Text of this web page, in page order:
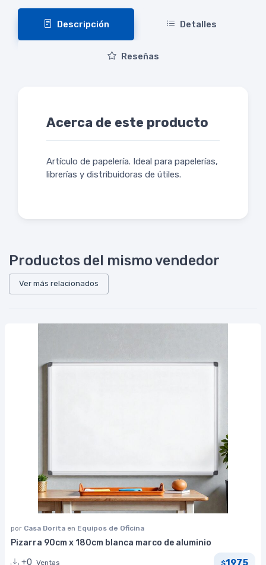
Descripción Detalles
Reseñas
Acerca de este producto
Artículo de papelería. Ideal para papelerías,
librerías y distribuidoras de útiles.
Productos del mismo vendedor
Ver más relacionados
por Casa Dorita en Equipos de Oficina
Pizarra 90cm x 180cm blanca marco de aluminio
+0 Ventas $1975